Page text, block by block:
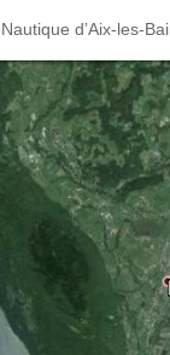
d’Aix-les-